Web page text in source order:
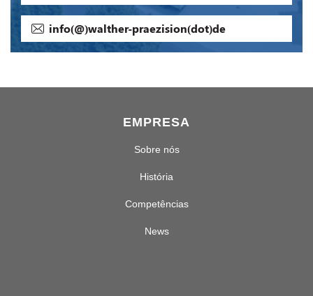
info(@)walther-praezision(dot)de
EMPRESA
Sobre nós
História
Competências
News